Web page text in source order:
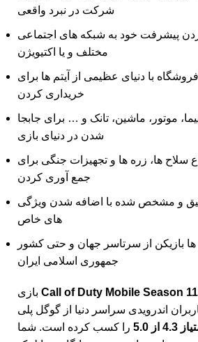
شرکت در نبرد واقعی
پیشرفت خود به شبکه های اجتماعی
مختلف و یا اکتیویژن
با دنیای عظیمی از آیتم ها برای
خریداری کردن
موتور، ماشین، تانک و … برای جابجا
شدن در دنیای بازی
سلاح ها، زره ها و تجهیزات جنگی برای
جمع آوری کردن
و مشخص شده با اضافه شدن ویژگی
های خاص
ها بازیکن از سرتاسر جهان و حتی کشور
جمهوری اسلامی ایران
بازی Call of Duty Mobile Season 11
اندرویدی سراسر دنیا از گوگل پلی
4.3 از 5.0
را کسب کرده است. شما